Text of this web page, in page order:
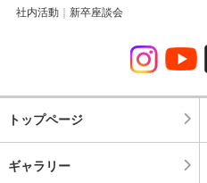
社内活動
新卒座談会
トップページ
ギャラリー